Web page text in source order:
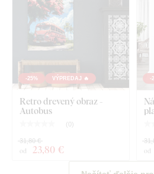
-25% VÝPREDAJ 🔥
Retro drevený obraz -
Autobus
( 0)
od 23,80 €
31,80 €
-
od